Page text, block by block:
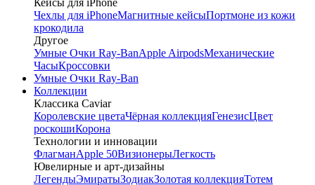
Кейсы для iPhone
Чехлы для iPhoneМагнитные кейсыПортмоне из кожи
крокодила
Другое
Умные Очки Ray-BanApple AirpodsМеханические
ЧасыКроссовки
Умные Очки Ray-Ban
Коллекции
Классика Caviar
Королевские цветаЧёрная коллекцияГенезисЦвет
роскошиКорона
Технологии и инновации
ФлагманApple 50ВизионерыЛегкость
Ювелирные и арт-дизайны
ЛегендыЭмиратыЗодиакЗолотая коллекцияТотем